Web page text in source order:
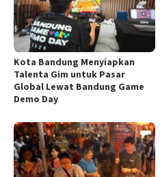
Kota Bandung Menyiapkan
Talenta Gim untuk Pasar
Global Lewat Bandung Game
Demo Day